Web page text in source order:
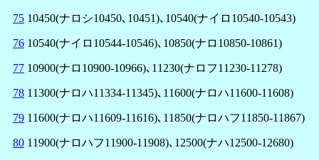
75 10450(ナロシ10450､10451)､10540(ナイロ10540-10543)
76 10540(ナイロ10544-10546)､10850(ナロ10850-10861)
77 10900(ナロ10900-10966)､11230(ナロフ11230-11278)
78 11300(ナロハ11334-11345)､11600(ナロハ11600-11608)
79 11600(ナロハ11609-11616)､11850(ナロハフ11850-11867)
80 11900(ナロハフ11900-11908)､12500(ナハ12500-12680)